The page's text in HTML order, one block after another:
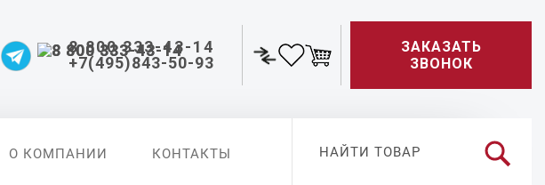
8 800 333-43-14
+7(495)843-50-93
ЗАКАЗАТЬ
ЗВОНОК
О КОМПАНИИ КОНТАКТЫ